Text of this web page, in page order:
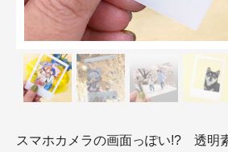
スマホカメラの画面っぽい!? 透明